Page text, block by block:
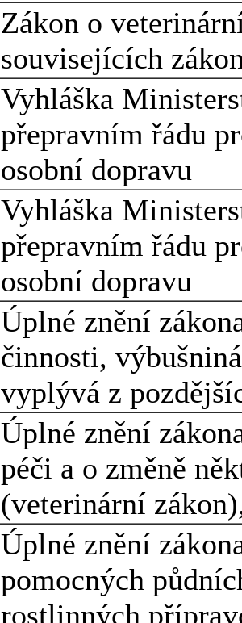
Zákon o
souvisejících
Vyhláška
přepravním řádu
osobní dopravu
Vyhláška
přepravním řádu
osobní dopravu
Úplné znění
činnosti,
vyplývá z
Úplné znění
péči a o změně
(veterinární
Úplné znění
pomocných
rostlinných